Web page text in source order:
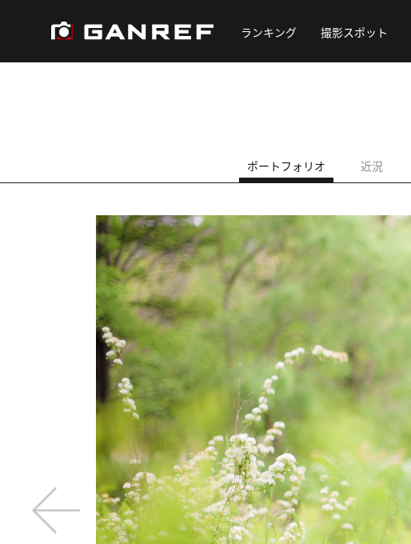
ランキング 撮影スポット
ポートフォリオ 近況